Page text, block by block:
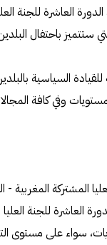
العاشرة للجنة
السياسية
وفي كافة
المشتركة المغربية -
العاشرة للجنة
سواء على مستوى